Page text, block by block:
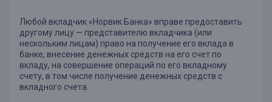
Любой вкладчик «Норвик Банка» вправе предоставить
другому лицу — представителю вкладчика (или
нескольким лицам) право на получение его вклада в
банке, внесение денежных средств на его счет по
вкладу, на совершение операций по его вкладному
счету, в том числе получение денежных средств с
вкладного счета.